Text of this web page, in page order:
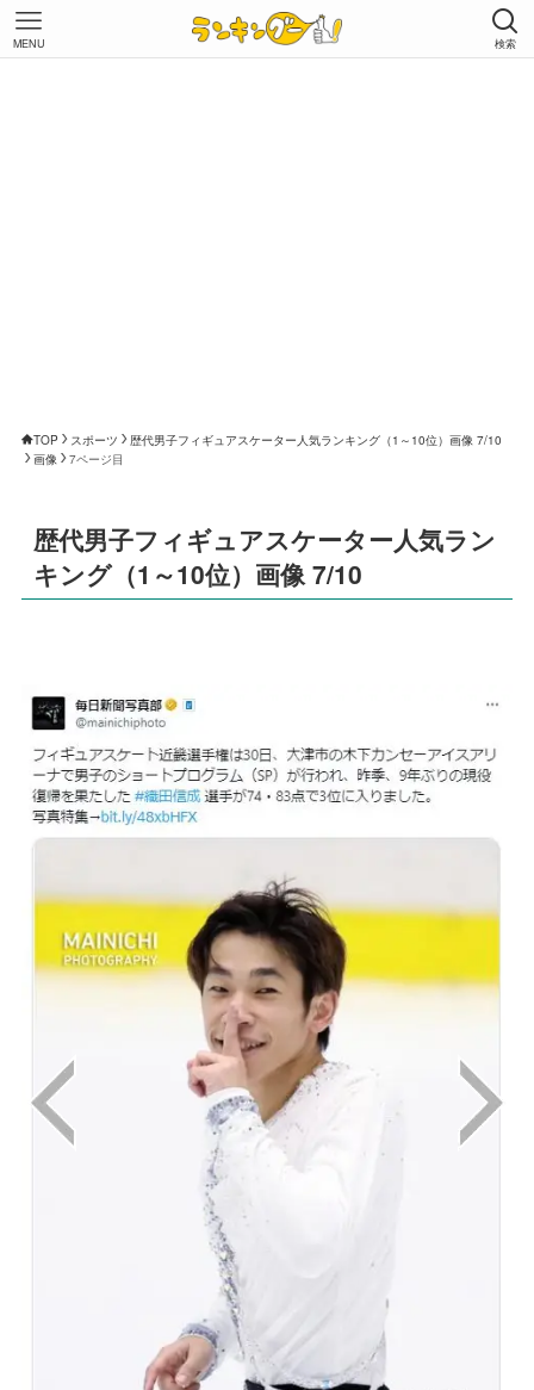
検索
MENU
TOP スポーツ
歴代男子フィギュアスケーター人気ランキング（1～10位）画像 7/10
画像
7ページ目
歴代男子フィギュアスケーター人気ラン
キング（1～10位）画像 7/10